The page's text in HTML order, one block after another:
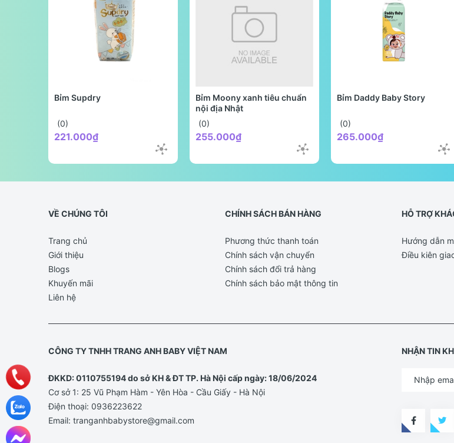
Bỉm Supdry
(0)
221.000₫
Bỉm Moony xanh tiêu chuẩn
nội địa Nhật
(0)
255.000₫
Bỉm Daddy Baby Story
(0)
265.000₫
VỀ CHÚNG TÔI
Trang chủ
Giới thiệu
Blogs
Khuyến mãi
Liên hệ
CHÍNH SÁCH BÁN HÀNG
Phương thức thanh toán
Chính sách vận chuyển
Chính sách đổi trả hàng
Chính sách bảo mật thông tin
HỖ TRỢ
Hướng dẫn
Điều kiên
CÔNG TY TNHH TRANG ANH BABY VIỆT NAM
ĐKKD: 0110755194 do sở KH & ĐT TP. Hà Nội cấp ngày: 18/06/2024
Cơ sở 1: 25 Vũ Phạm Hàm - Yên Hòa - Cầu Giấy - Hà Nội
Điện thoại: 0936223622
Email: tranganhbabystore@gmail.com
NHẬN TIN